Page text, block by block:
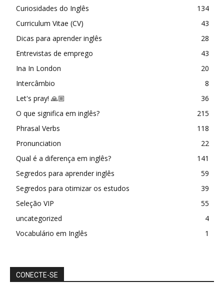
Curiosidades do Inglês
134
Curriculum Vitae (CV)
43
Dicas para aprender inglês
28
Entrevistas de emprego
43
Ina In London
20
Intercâmbio
8
Let's pray! 🙏🏼
36
O que significa em inglês?
215
Phrasal Verbs
118
Pronunciation
22
Qual é a diferença em inglês?
141
Segredos para aprender inglês
59
Segredos para otimizar os estudos
39
Seleção VIP
55
uncategorized
4
Vocabulário em Inglês
1
CONECTE-SE